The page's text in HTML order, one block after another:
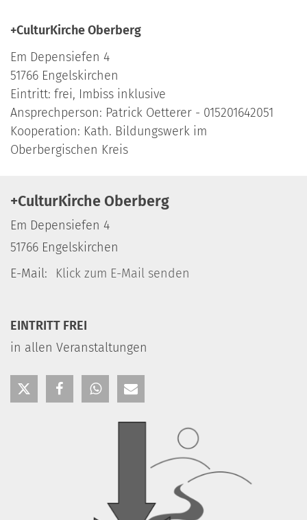
+CulturKirche Oberberg
Em Depensiefen 4
51766 Engelskirchen
Eintritt: frei, Imbiss inklusive
Ansprechperson: Patrick Oetterer - 015201642051
Kooperation: Kath. Bildungswerk im
Oberbergischen Kreis
+CulturKirche Oberberg
Em Depensiefen 4
51766 Engelskirchen
E-Mail:
Klick zum E-Mail senden
EINTRITT FREI
in allen Veranstaltungen